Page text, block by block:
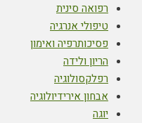
רפואה סינית
טיפולי אנרגיה
פסיכותרפיה ואימון
הריון ולידה
רפלקסולוגיה
אבחון אירידיולוגיה
יוגה